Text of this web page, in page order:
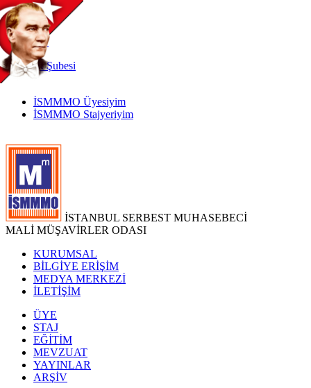
TR
|
EN
İnternetŞubesi
İSMMMO Üyesiyim
İSMMMO Stajyeriyim
İSTANBUL SERBEST MUHASEBECİ
MALİ MÜŞAVİRLER ODASI
KURUMSAL
BİLGİYE ERİŞİM
MEDYA MERKEZİ
İLETİŞİM
ÜYE
STAJ
EĞİTİM
MEVZUAT
YAYINLAR
ARŞİV